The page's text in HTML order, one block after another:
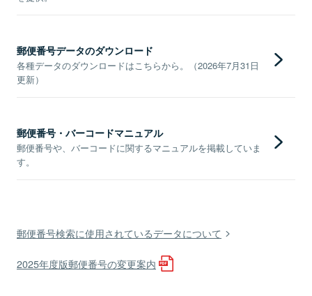
郵便番号データのダウンロード
各種データのダウンロードはこちらから。（2026年7月31日
更新）
郵便番号・バーコードマニュアル
郵便番号や、バーコードに関するマニュアルを掲載していま
す。
郵便番号検索に使用されているデータについて
2025年度版郵便番号の変更案内